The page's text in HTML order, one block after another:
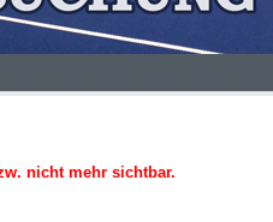
nicht mehr sichtbar.